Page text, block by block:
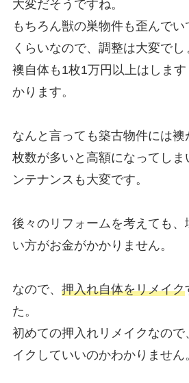
大変だそうですね。
もちろん獣の巣物件も歪んで
くらいなので、調整は大変でし
襖自体も1枚1万円以上はしま
かります。
なんと言っても築古物件には襖
枚数が多いと高額になってしま
ンテナンスも大変です。
後々のリフォームを考えても、
い方がお金がかかりません。
なので、 押入れ自体をリメイク
た。
初めての押入れリメイクなので
イクしていいのかわかりません